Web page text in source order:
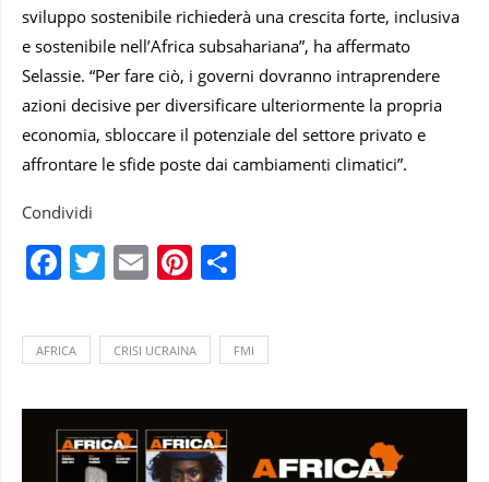
sviluppo sostenibile richiederà una crescita forte, inclusiva
e sostenibile nell’Africa subsahariana”, ha affermato
Selassie. “Per fare ciò, i governi dovranno intraprendere
azioni decisive per diversificare ulteriormente la propria
economia, sbloccare il potenziale del settore privato e
affrontare le sfide poste dai cambiamenti climatici”.
Condividi
Facebook
Twitter
EmailPinterest
AFRICA CRISI UCRAINA FMI